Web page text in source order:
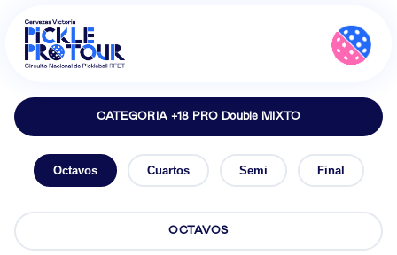
CATEGORIA +18 PRO Double MIXTO
Octavos Cuartos Semi Final
OCTAVOS